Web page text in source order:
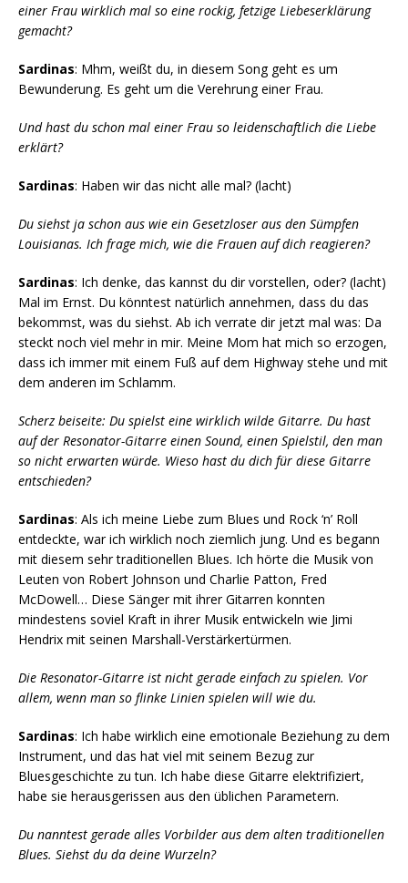
einer Frau wirklich mal so eine rockig, fetzige Liebeserklärung
gemacht?
Sardinas: Mhm, weißt du, in diesem Song geht es um
Bewunderung. Es geht um die Verehrung einer Frau.
Und hast du schon mal einer Frau so leidenschaftlich die Liebe
erklärt?
Sardinas: Haben wir das nicht alle mal? (lacht)
Du siehst ja schon aus wie ein Gesetzloser aus den Sümpfen
Louisianas. Ich frage mich, wie die Frauen auf dich reagieren?
Sardinas: Ich denke, das kannst du dir vorstellen, oder? (lacht)
Mal im Ernst. Du könntest natürlich annehmen, dass du das
bekommst, was du siehst. Ab ich verrate dir jetzt mal was: Da
steckt noch viel mehr in mir. Meine Mom hat mich so erzogen,
dass ich immer mit einem Fuß auf dem Highway stehe und mit
dem anderen im Schlamm.
Scherz beiseite: Du spielst eine wirklich wilde Gitarre. Du hast
auf der Resonator-Gitarre einen Sound, einen Spielstil, den man
so nicht erwarten würde. Wieso hast du dich für diese Gitarre
entschieden?
Sardinas: Als ich meine Liebe zum Blues und Rock ‘n’ Roll
entdeckte, war ich wirklich noch ziemlich jung. Und es begann
mit diesem sehr traditionellen Blues. Ich hörte die Musik von
Leuten von Robert Johnson und Charlie Patton, Fred
McDowell… Diese Sänger mit ihrer Gitarren konnten
mindestens soviel Kraft in ihrer Musik entwickeln wie Jimi
Hendrix mit seinen Marshall-Verstärkertürmen.
Die Resonator-Gitarre ist nicht gerade einfach zu spielen. Vor
allem, wenn man so flinke Linien spielen will wie du.
Sardinas: Ich habe wirklich eine emotionale Beziehung zu dem
Instrument, und das hat viel mit seinem Bezug zur
Bluesgeschichte zu tun. Ich habe diese Gitarre elektrifiziert,
habe sie herausgerissen aus den üblichen Parametern.
Du nanntest gerade alles Vorbilder aus dem alten traditionellen
Blues. Siehst du da deine Wurzeln?